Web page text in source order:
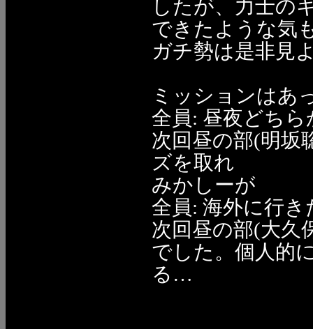
したが、力士の
できたような気
ガチ勢は是非見
ミッションはあ
全員: 昼夜どち
次回昼の部(明坂
ズを取れ
みかしーが
全員: 海外に行
次回昼の部(大久
でした。個人的
る…